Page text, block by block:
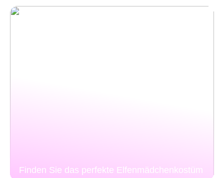
Finden Sie das perfekte Elfenmädchenkostüm